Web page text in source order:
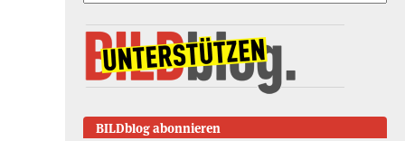
BILDblog abonnieren